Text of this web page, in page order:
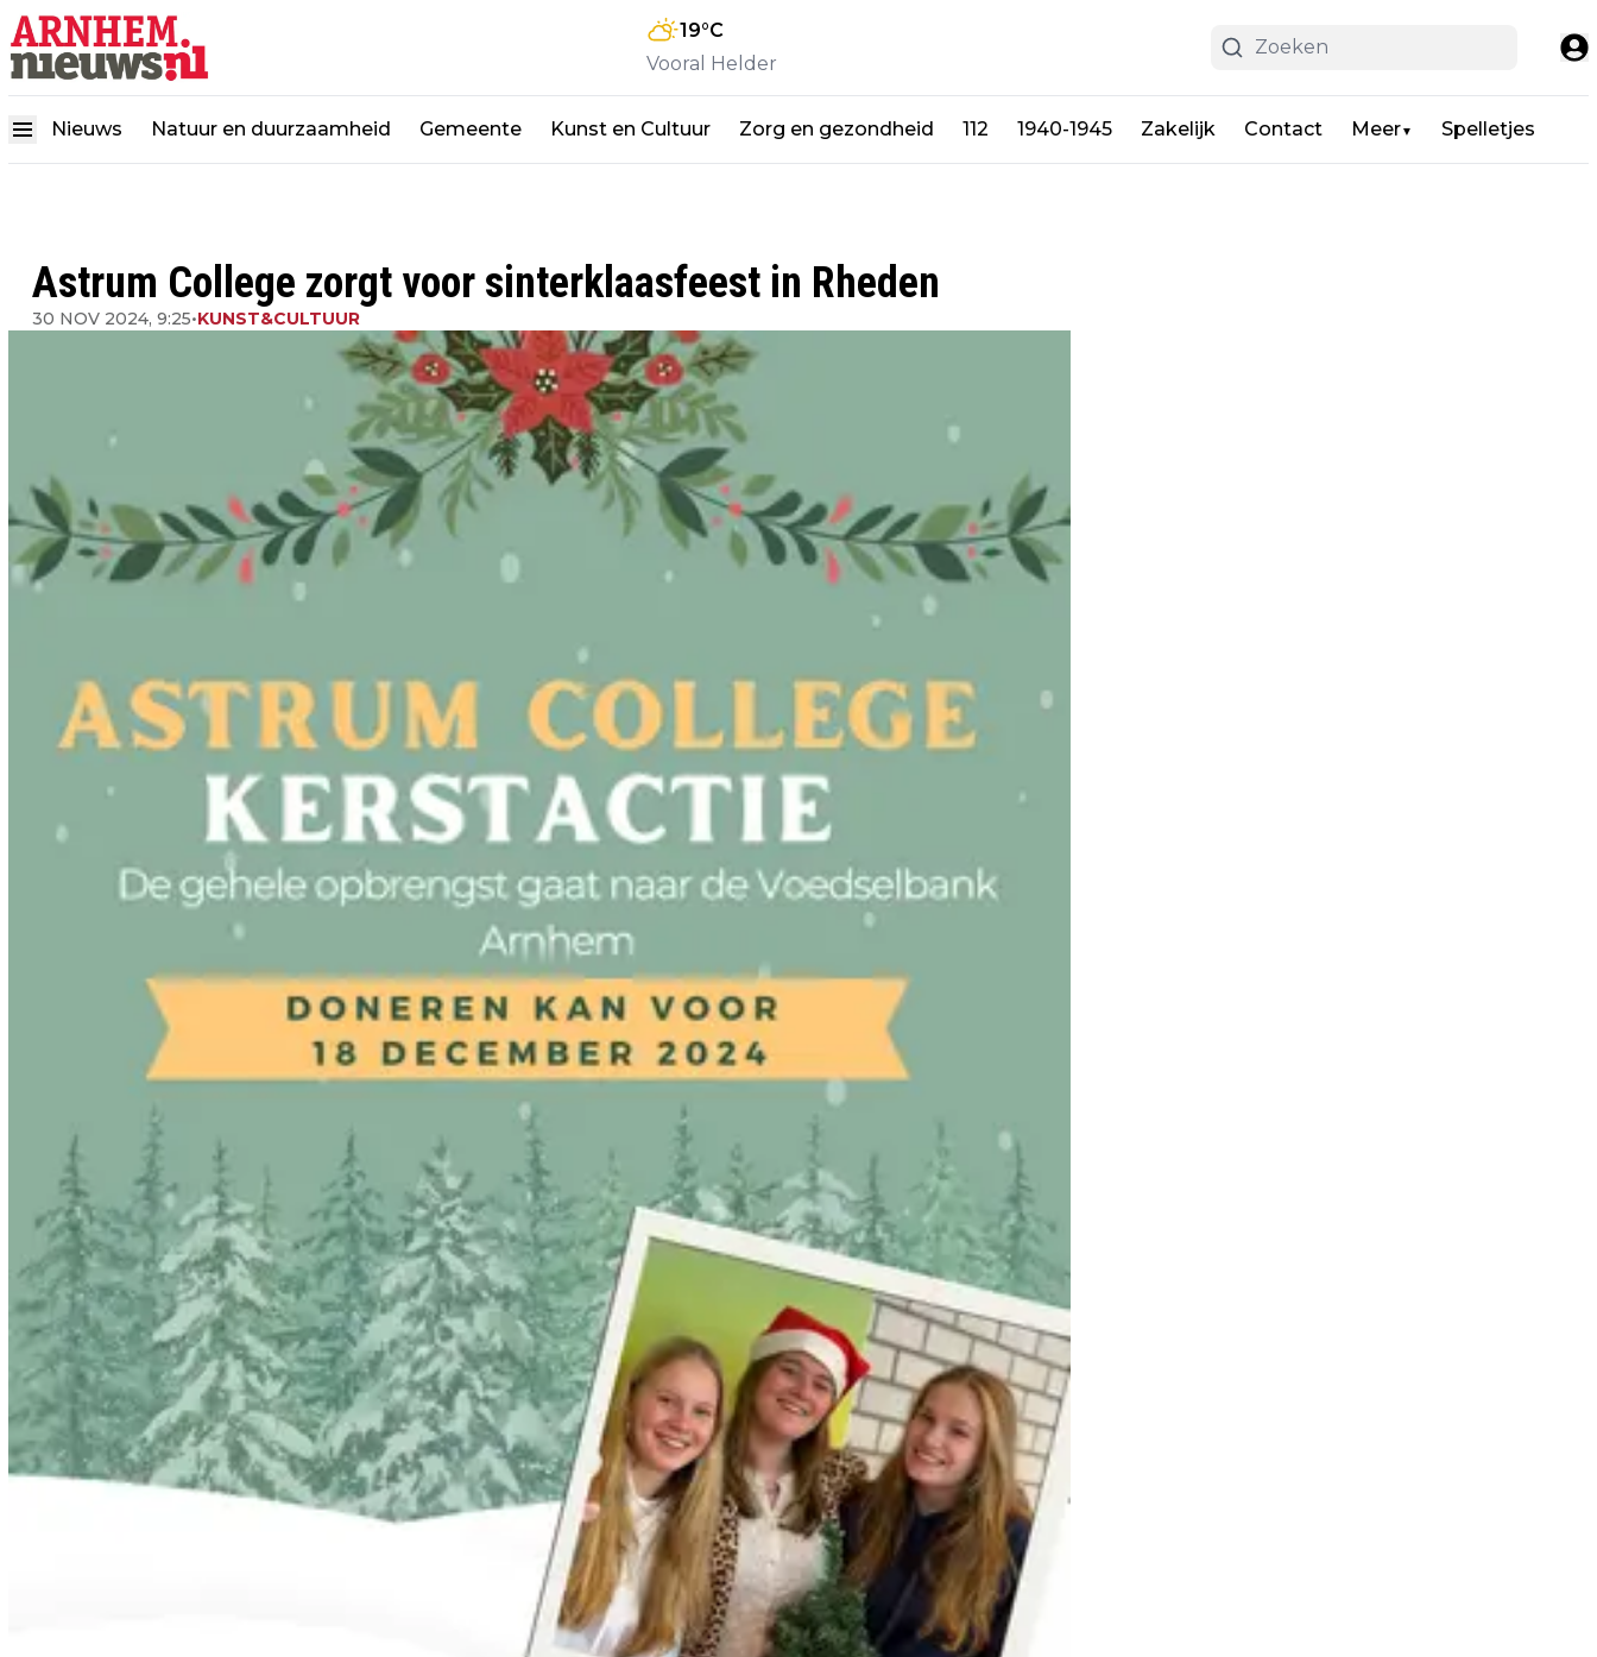
19°C
Vooral Helder
Nieuws Natuur en duurzaamheid Gemeente Kunst en Cultuur Zorg en gezondheid 112 1940-1945 Zakelijk Contact Meer▼ Spelletjes
Astrum College zorgt voor sinterklaasfeest in Rheden
30 NOV 2024, 9:25•KUNST&CULTUUR